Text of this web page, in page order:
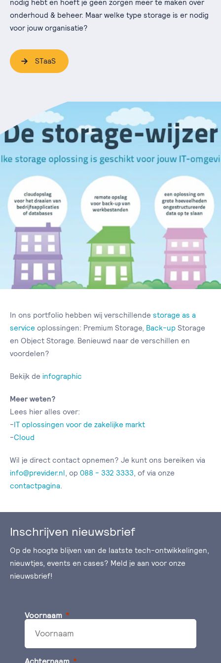
nodig hebt en hoeft je geen zorgen meer te maken over
onderhoud & beheer. Maar welke type storage is er nodig
voor jouw organisatie?
STaaS
In ons portfolio hebben wij verschillende storage as a
service oplossingen: Premium Storage, Back-up Storage
en Object Storage. Benieuwd naar de verschillen en
voordelen?
Bekijk de infographic
Meer weten?
Lees hier alles over:
-IT oplossingen voor de zakelijke markt
-Cloud
Wil je direct contact opnemen? Je kunt ons bereiken via
info@previder.nl , op 088 - 332 3333 , of via onze
contactpagina
Inschrijven nieuwsbrief
Op de hoogte blijven van de laatste tech-ontwikkelingen,
nieuwtjes, events en cases? Meld je aan voor onze
nieuwsbrief!
Voornaam